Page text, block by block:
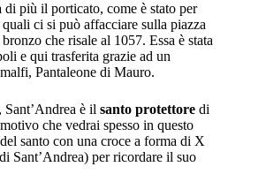
di più il porticato, come è stato per
ci si può affacciare sulla piazza
che risale al 1057. Essa è stata
e qui trasferita grazie ad un
Pantaleone di Mauro.
è il santo protettore di
che vedrai spesso in questo
santo con una croce a forma di X
Sant’Andrea) per ricordare il suo